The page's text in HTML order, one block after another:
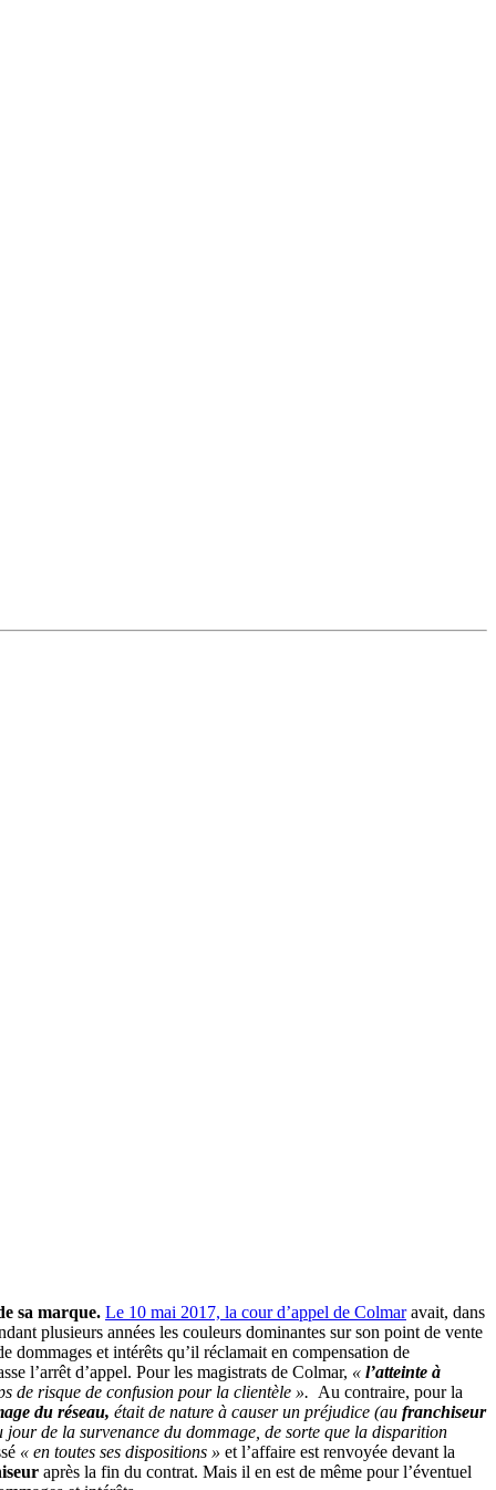
sa marque. Le 10 mai 2017, la cour d’appel de Colmaravait, dans
plusieurs années les couleurs dominantes sur son point de vente
dommages et intérêts qu’il réclamait en compensation de
l’arrêt d’appel. Pour les magistrats de Colmar, « l’atteinte à
de risque de confusion pour la clientèle ». Au contraire, pour la
du réseau, était de nature à causer un préjudice (au franchiseur
de la survenance du dommage, de sorte que la disparition
« en toutes ses dispositions » et l’affaire est renvoyée devant la
après la fin du contrat. Mais il en est de même pour l’éventuel